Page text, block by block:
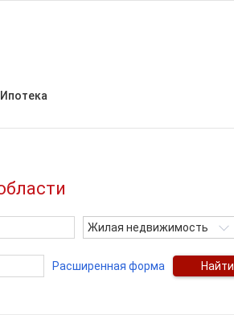
Ипотека
Жилая недвижимость
Расширенная форма Найти